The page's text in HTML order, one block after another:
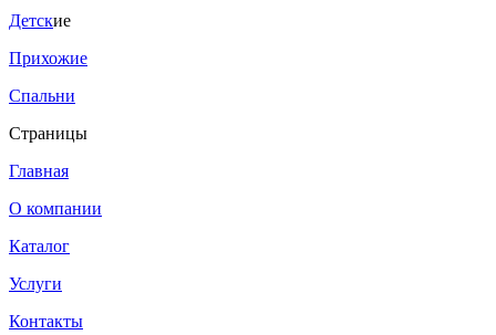
Детские
Прихожие
Спальни
Страницы
Главная
О компании
Каталог
Услуги
Контакты